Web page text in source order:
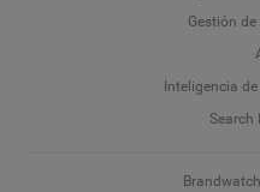
Gestión
Inteligencia
Search